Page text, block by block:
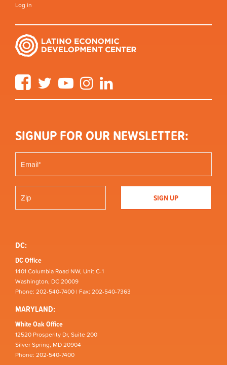
Log in
FacebookTwitter YouTube Instagram
SIGNUP FOR OUR NEWSLETTER:
DC:
DC Office
1401 Columbia Road NW, Unit C-1
Washington, DC 20009
Phone: 202-540-7400 | Fax: 202-540-7363
MARYLAND:
White Oak Office
12520 Prosperity Dr, Suite 200
Silver Spring, MD 20904
Phone: 202-540-7400